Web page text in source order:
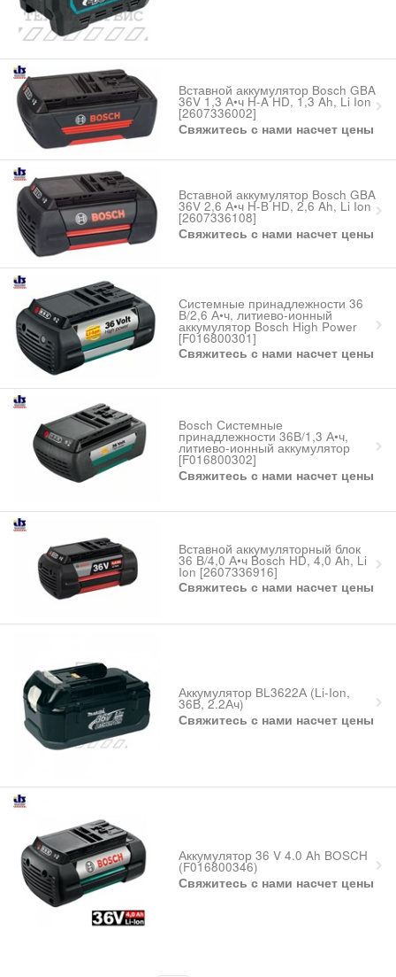
Вставной аккумулятор Bosch GBA
36V 1,3 А•ч H-A HD, 1,3 Ah, Li Ion
[2607336002]
Свяжитесь с нами насчет цены
Вставной аккумулятор Bosch GBA
36V 2,6 А•ч H-B HD, 2,6 Ah, Li Ion
[2607336108]
Свяжитесь с нами насчет цены
Системные принадлежности 36
В/2,6 А•ч, литиево-ионный
аккумулятор Bosch High Power
[F016800301]
Свяжитесь с нами насчет цены
Bosch Системные
принадлежности 36В/1,3 А•ч,
литиево-ионный аккумулятор
[F016800302]
Свяжитесь с нами насчет цены
Вставной аккумуляторный блок
36 В/4,0 А•ч Bosch HD, 4,0 Ah, Li
Ion [2607336916]
Свяжитесь с нами насчет цены
Аккумулятор BL3622А (Li-Ion,
36В, 2.2Ач)
Свяжитесь с нами насчет цены
Аккумулятор 36 V 4.0 Ah BOSCH
(F016800346)
Свяжитесь с нами насчет цены